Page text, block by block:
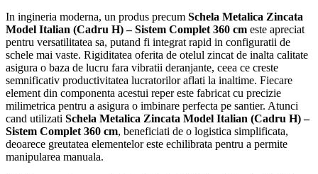
In ingineria moderna, un produs precum Schela Metalica Zincata
Model Italian (Cadru H) – Sistem Complet 360 cm este apreciat
pentru versatilitatea sa, putand fi integrat rapid in configuratii de
schele mai vaste. Rigiditatea oferita de otelul zincat de inalta calitate
asigura o baza de lucru fara vibratii deranjante, ceea ce creste
semnificativ productivitatea lucratorilor aflati la inaltime. Fiecare
element din componenta acestui reper este fabricat cu precizie
milimetrica pentru a asigura o imbinare perfecta pe santier. Atunci
cand utilizati Schela Metalica Zincata Model Italian (Cadru H) –
Sistem Complet 360 cm, beneficiati de o logistica simplificata,
deoarece greutatea elementelor este echilibrata pentru a permite
manipularea manuala.